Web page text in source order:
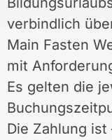
verbindlich
Main Fasten
mit
Es gelten die
Die Zahlung